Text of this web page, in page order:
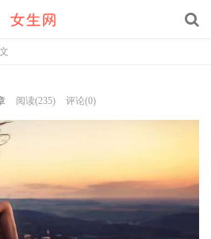
阅读(235) 评论(0)